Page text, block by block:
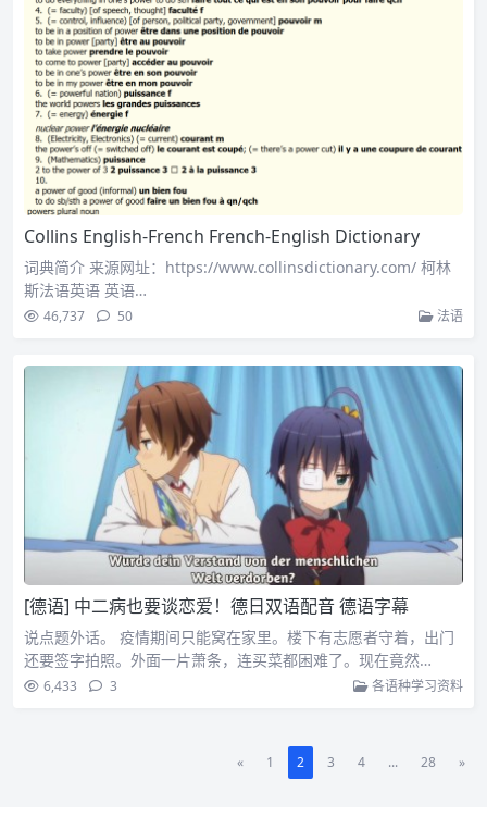
Collins English-French French-English Dictionary
词典简介 来源网址：https://www.collinsdictionary.com/ 柯林
斯法语英语 英语…
46,737 50 法语
[德语] 中二病也要谈恋爱！德日双语配音 德语字幕
说点题外话。 疫情期间只能窝在家里。楼下有志愿者守着，出门
还要签字拍照。外面一片萧条，连买菜都困难了。现在竟然…
6,433 3 各语种学习资料
« 1 2 3 4 ... 28 »